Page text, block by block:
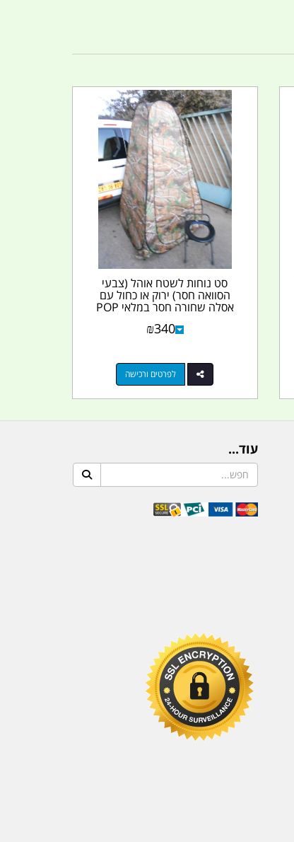
סט נוחות לשטח אוהל (צבעי
הסוואה חסר) ירוק או כחול עם
אסלה שחורה חסר במלאי POP
₪340
לפרטים ורכישה
עוד...